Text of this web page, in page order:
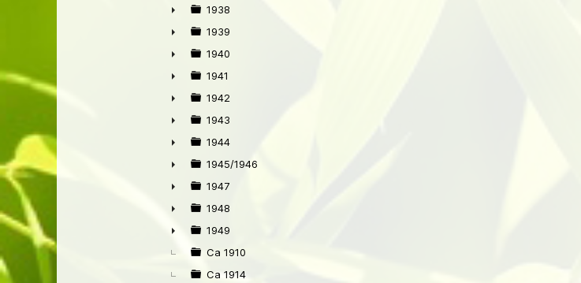
►
►
1938
►
1939
►
1940
►
1941
►
1942
►
1943
►
1944
►
1945/1946
►
1947
►
1948
►
1949
Ca 1910
Ca 1914